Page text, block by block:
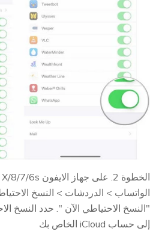
الواتساب > الدردشات > النسخ
"النسخ الاحتياطي الآن ". حدد النسخ
إلى حساب iCloud الخاص بك